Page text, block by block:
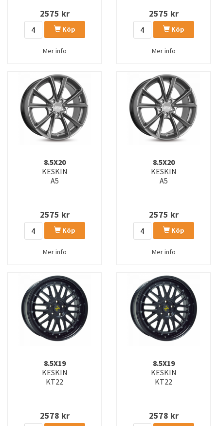
2575 kr
Köp
Mer info
2575 kr
Köp
Mer info
8.5X20
KESKIN
A5
2575 kr
Köp
Mer info
8.5X20
KESKIN
A5
2575 kr
Köp
Mer info
8.5X19
KESKIN
KT22
2578 kr
8.5X19
KESKIN
KT22
2578 kr